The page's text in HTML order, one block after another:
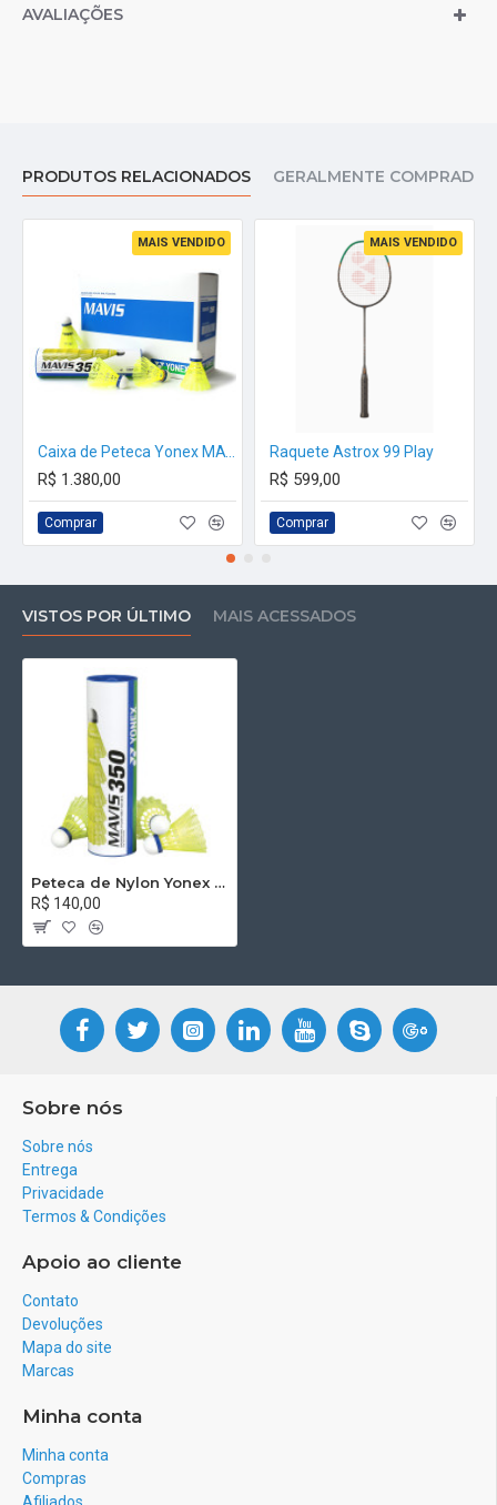
AVALIAÇÕES
PRODUTOS RELACIONADOS GERALMENTE
MAIS VENDIDO
R$ 1.380,00
Comprar
MAIS VENDIDO
Raquete Astrox 99 Play
R$ 599,00
Comprar
VISTOS POR ÚLTIMO MAIS ACESSADOS
Peteca de Nylon Yonex MAVIS350
R$ 140,00
Sobre nós
Sobre nós
Entrega
Privacidade
Termos & Condições
Apoio ao cliente
Contato
Devoluções
Mapa do site
Marcas
Minha conta
Minha conta
Compras